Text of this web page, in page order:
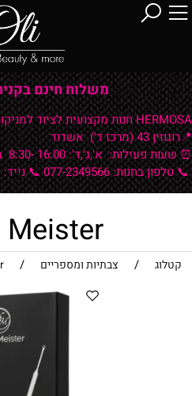
משלוח חינם בקניה
HERMOSA חנות מקצועית לציוד למניקור, פדיקור ובניית ציפורניים
📍רוגוזין 43 (מרכז ד׳) אשדוד
⏰ שעות פעילות:א',ג׳,ד': 16:00 -8:30 ב׳,ה׳: 8:30-19:00
📞 טלפון בחנות: 077-2349566
📞 נייד: 054-
Meister
קטלוג / צבתיות ומספריים /